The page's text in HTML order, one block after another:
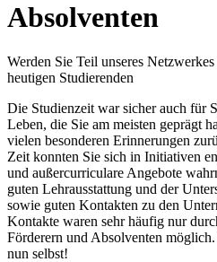
Absolventen
Werden Sie Teil unseres
heutigen Studierenden
Die Studienzeit war sicher auch für
Leben, die Sie am meisten geprägt
vielen besonderen Erinnerungen
Zeit konnten Sie sich in Initiativen
und außercurriculare Angebote
guten Lehrausstattung und der
sowie guten Kontakten zu den
Kontakte waren sehr häufig nur
Förderern und Absolventen
nun selbst!